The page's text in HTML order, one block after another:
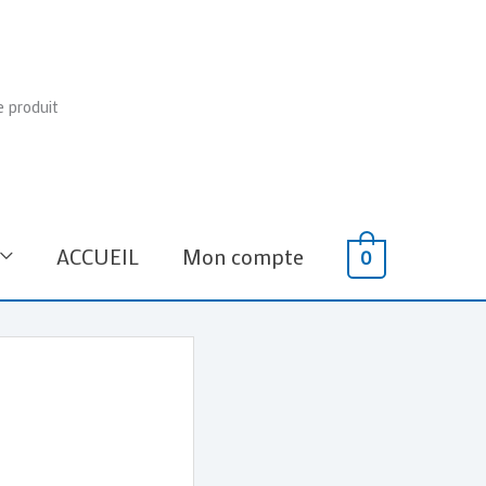
produit
ACCUEIL Mon compte 0